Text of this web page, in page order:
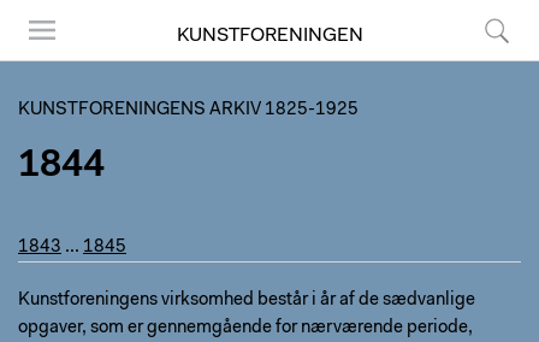
KUNSTFORENINGEN
KUNSTFORENINGENS ARKIV 1825-1925
1844
1843 ... 1845
Kunstforeningens virksomhed består i år af de sædvanlige
opgaver, som er gennemgående for nærværende periode,